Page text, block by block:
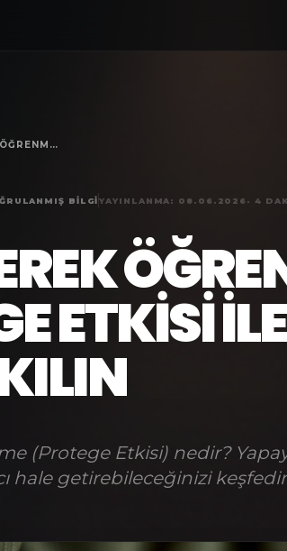
ÖĞRETEREK ÖĞRENME: PROTEGE ETKISI ILE BILGIYI KALICI KILIN
BILGI YAYINLANMA: 08.06.2026 · 4
ETKISI
(Protege Etkisi) nedir?
hale getirebileceğinizi